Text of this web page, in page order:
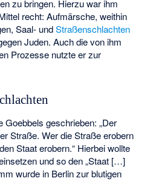
zu bringen. Hierzu war ihm
recht: Aufmärsche, weithin
Saal- undStraßenschlachten
Juden. Auch die von ihm
Prozesse nutzte er zur
Goebbels geschrieben: „Der
Straße. Wer die Straße erobern
Staat erobern.“ Hierbei wollte
und so den „Staat […]
wurde in Berlin zur blutigen